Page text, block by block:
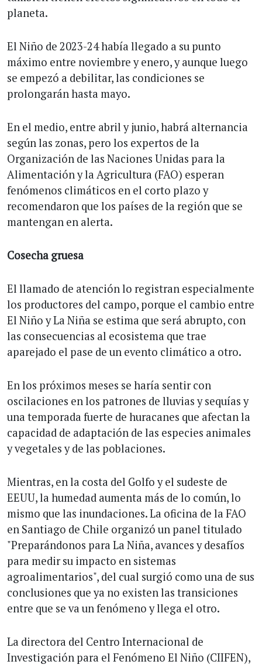
planeta.
El Niño de 2023-24 había llegado a su punto
máximo entre noviembre y enero, y aunque luego
se empezó a debilitar, las condiciones se
prolongarán hasta mayo.
En el medio, entre abril y junio, habrá alternancia
según las zonas, pero los expertos de la
Organización de las Naciones Unidas para la
Alimentación y la Agricultura (FAO) esperan
fenómenos climáticos en el corto plazo y
recomendaron que los países de la región que se
mantengan en alerta.
Cosecha gruesa
El llamado de atención lo registran especialmente
los productores del campo, porque el cambio entre
El Niño y La Niña se estima que será abrupto, con
las consecuencias al ecosistema que trae
aparejado el pase de un evento climático a otro.
En los próximos meses se haría sentir con
oscilaciones en los patrones de lluvias y sequías y
una temporada fuerte de huracanes que afectan la
capacidad de adaptación de las especies animales
y vegetales y de las poblaciones.
Mientras, en la costa del Golfo y el sudeste de
EEUU, la humedad aumenta más de lo común, lo
mismo que las inundaciones. La oficina de la FAO
en Santiago de Chile organizó un panel titulado
"Preparándonos para La Niña, avances y desafíos
para medir su impacto en sistemas
agroalimentarios", del cual surgió como una de sus
conclusiones que ya no existen las transiciones
entre que se va un fenómeno y llega el otro.
La directora del Centro Internacional de
Investigación para el Fenómeno El Niño (CIIFEN),